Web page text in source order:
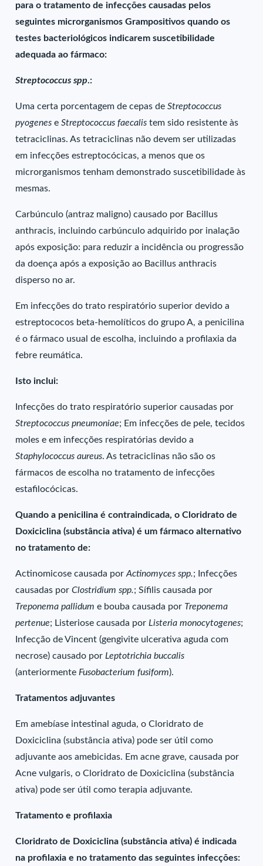
para o tratamento de infecções causadas pelos
seguintes microrganismos Grampositivos quando os
testes bacteriológicos indicarem suscetibilidade
adequada ao fármaco:
Streptococcus spp.:
Uma certa porcentagem de cepas deStreptococcus
pyogenes eStreptococcus faecalis tem sido resistente às
tetraciclinas. As tetraciclinas não devem ser utilizadas
em infecções estreptocócicas, a menos que os
microrganismos tenham demonstrado suscetibilidade às
mesmas.
Carbúnculo (antraz maligno) causado por Bacillus
anthracis, incluindo carbúnculo adquirido por inalação
após exposição: para reduzir a incidência ou progressão
da doença após a exposição ao Bacillus anthracis
disperso no ar.
Em infecções do trato respiratório superior devido a
estreptococos beta-hemolíticos do grupo A, a penicilina
é o fármaco usual de escolha, incluindo a profilaxia da
febre reumática.
Isto inclui:
Infecções do trato respiratório superior causadas por
Streptococcus pneumoniae; Em infecções de pele, tecidos
moles e em infecções respiratórias devido a
Staphylococcus aureus. As tetraciclinas não são os
fármacos de escolha no tratamento de infecções
estafilocócicas.
Quando a penicilina é contraindicada, o Cloridrato de
Doxiciclina (substância ativa) é um fármaco alternativo
no tratamento de:
Actinomicose causada porActinomyces spp.; Infecções
causadas porClostridium spp.; Sífilis causada por
Treponema pallidum e bouba causada por Treponema
pertenue; Listeriose causada por Listeria monocytogenes;
Infecção de Vincent (gengivite ulcerativa aguda com
necrose) causado por Leptotrichia buccalis
(anteriormente Fusobacterium fusiform).
Tratamentos adjuvantes
Em amebíase intestinal aguda, o Cloridrato de
Doxiciclina (substância ativa) pode ser útil como
adjuvante aos amebicidas. Em acne grave, causada por
Acne vulgaris, o Cloridrato de Doxiciclina (substância
ativa) pode ser útil como terapia adjuvante.
Tratamento e profilaxia
Cloridrato de Doxiciclina (substância ativa) é indicada
na profilaxia e no tratamento das seguintes infecções: